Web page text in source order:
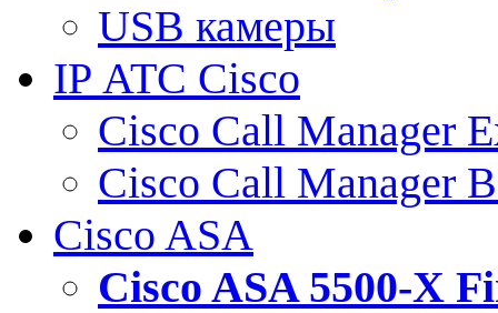
USB камеры
IP АТС Cisco
Cisco Call Manager
Cisco Call Manager
Cisco ASA
Cisco ASA 5500-X